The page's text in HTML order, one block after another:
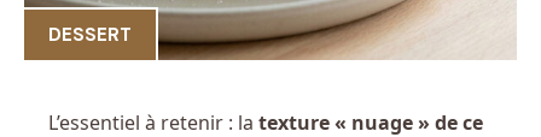
DESSERT
L’essentiel à retenir : la texture « nuage » de ce